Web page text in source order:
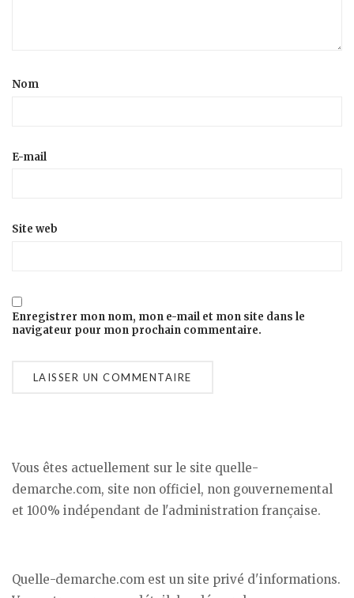
Nom
E-mail
Site web
Enregistrer mon nom, mon e-mail et mon site dans le
navigateur pour mon prochain commentaire.
Vous êtes actuellement sur le site quelle-
demarche.com, site non officiel, non gouvernemental
et 100% indépendant de l'administration française.
Quelle-demarche.com est un site privé d'informations.